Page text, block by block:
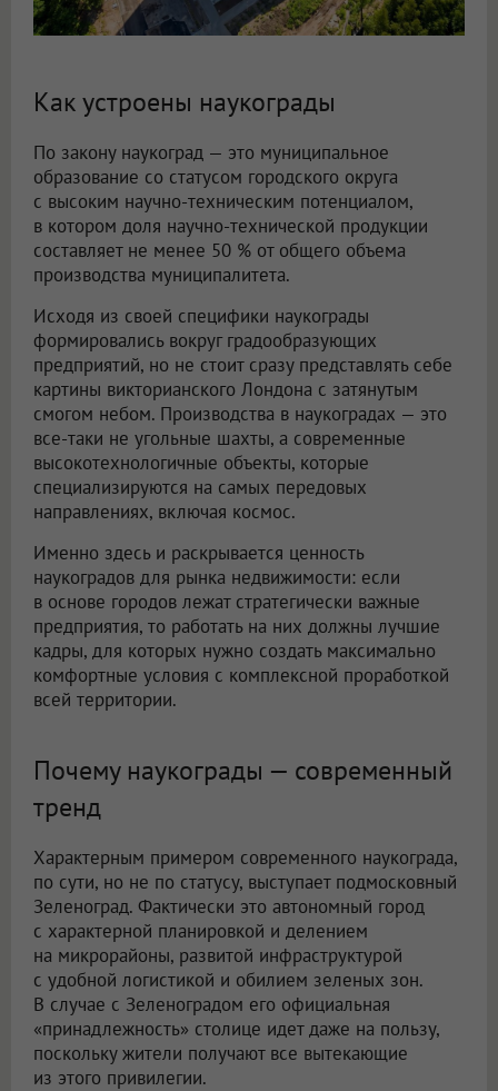
Как устроены наукограды
По закону наукоград — это муниципальное
образование со статусом городского округа
с высоким научно-техническим потенциалом,
в котором доля научно-технической продукции
составляет не менее 50 % от общего объема
производства муниципалитета.
Исходя из своей специфики наукограды
формировались вокруг градообразующих
предприятий, но не стоит сразу представлять себе
картины викторианского Лондона с затянутым
смогом небом. Производства в наукоградах — это
все-таки не угольные шахты, а современные
высокотехнологичные объекты, которые
специализируются на самых передовых
направлениях, включая космос.
Именно здесь и раскрывается ценность
наукоградов для рынка недвижимости: если
в основе городов лежат стратегически важные
предприятия, то работать на них должны лучшие
кадры, для которых нужно создать максимально
комфортные условия с комплексной проработкой
всей территории.
Почему наукограды — современный
тренд
Характерным примером современного наукограда,
по сути, но не по статусу, выступает подмосковный
Зеленоград. Фактически это автономный город
с характерной планировкой и делением
на микрорайоны, развитой инфраструктурой
с удобной логистикой и обилием зеленых зон.
В случае с Зеленоградом его официальная
«принадлежность» столице идет даже на пользу,
поскольку жители получают все вытекающие
из этого привилегии.